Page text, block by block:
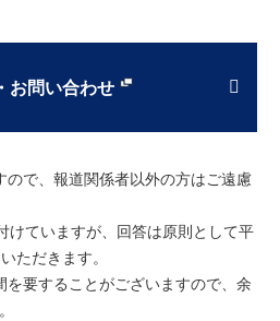
お問い合わせ
で、報道関係者以外の方はご遠慮
けていますが、回答は原則として平
ただきます。
要することがございますので、余